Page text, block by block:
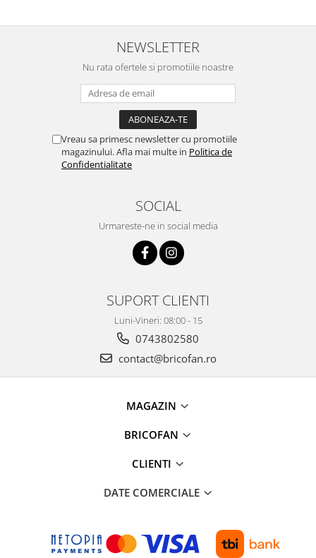
Aparate de spalat cu presiune si
Accesorii aparatele de spalat cu
Aparate de spalat cu presiune
Articole si accesorii pentru baie
Baterii baie
Chiuvete bucatarie compozit
Climatizare si echipamente de
incalzire
Kit-uri siguranta auto
NEWSLETTER
Nu rata ofertele si promotiile noastre
Vreau sa primesc newsletter cu promotiile
magazinului. Afla mai multe in Politica de
Confidentialitate
SOCIAL
Urmareste-ne in social media
SUPORT CLIENTI
Luni-Vineri: 08:00 - 15
0743802580
contact@bricofan.ro
MAGAZIN
BRICOFAN
CLIENTI
DATE COMERCIALE